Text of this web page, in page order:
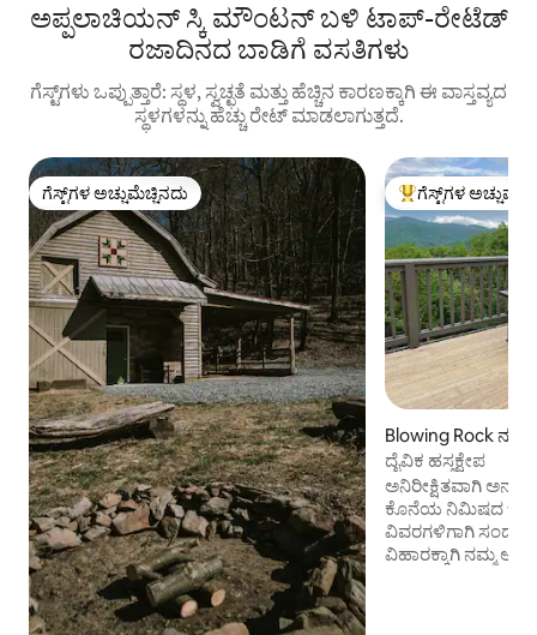
ಅಪ್ಪಲಾಚಿಯನ್ ಸ್ಕಿ ಮೌಂಟನ್ ಬಳಿ ಟಾಪ್-ರೇಟೆಡ್
ರಜಾದಿನದ ಬಾಡಿಗೆ ವಸತಿಗಳು
ಗೆಸ್ಟ್‌ಗಳು ಒಪ್ಪುತ್ತಾರೆ: ಸ್ಥಳ, ಸ್ವಚ್ಛತೆ ಮತ್ತು ಹೆಚ್ಚಿನ ಕಾರಣಕ್ಕಾಗಿ ಈ ವಾಸ್ತವ್ಯದ
ಸ್ಥಳಗಳನ್ನು ಹೆಚ್ಚು ರೇಟ್ ಮಾಡಲಾಗುತ್ತದೆ.
ಗೆಸ್ಟ್‌ಗಳ ಅಚ್ಚುಮೆಚ್ಚಿನದು
ಗೆಸ್ಟ್‌ಗಳ ಅಚ್ಚುಮೆಚ್ಚಿನದು ಗೆಸ್ಟ್‌ಗಳಿಗೆ ಅತಿ ಹೆಚ್ಚು
ಗೆಸ್ಟ್‌ಗಳ
Blowing Rock ನಲ್ಲಿ
ದೈವಿಕ ಹಸ್ತಕ್ಷೇಪ
ಅನಿರೀಕ್ಷಿತವಾಗಿ
ಕೊನೆಯ ನಿಮಿಷದ
ವಿವರಗಳಿಗಾಗಿ ಸಂದೇಶ
ವಿಹಾರಕ್ಕಾಗಿ ನಮ್ಮ